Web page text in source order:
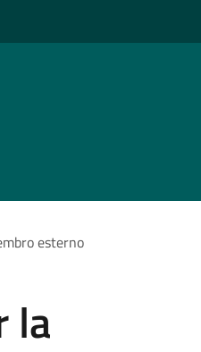
esterno
la